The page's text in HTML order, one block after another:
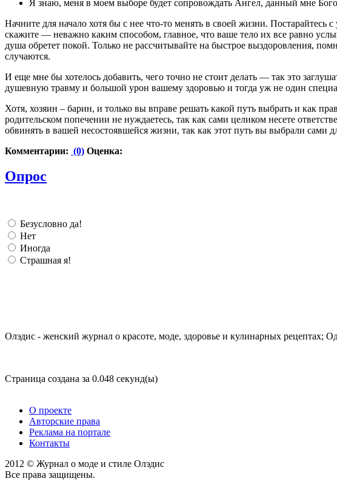
Я знаю, меня в моем выборе будет сопровождать Ангел, данный
Начните для начало хотя бы с нее что-то менять в своей жизни. Постарайтесь
скажите — неважно каким способом, главное, что ваше тело их все равно
душа обретет покой. Только не рассчитывайте на быстрое выздоровления,
случаются.
И еще мне бы хотелось добавить, чего точно не стоит делать — так это
душевную травму и большой урон вашему здоровью и тогда уж не один
Хотя, хозяин – барин, и только вы вправе решать какой путь выбрать и как
родительском попечении не нуждаетесь, так как сами целиком несете
обвинять в вашей несостоявшейся жизни, так как этот путь вы выбрали сами
Комментарии: (0) Оценка:
Опрос
Безусловно да!
Нет
Иногда
Страшная я!
Олэдис - женский журнал о красоте, моде, здоровье и кулинарных рецептах;
Страница создана за 0.048 секунд(ы)
О проекте
Авторские права
Реклама на портале
Контакты
2012 © Журнал о моде и стиле Олэдис
Все права защищены.